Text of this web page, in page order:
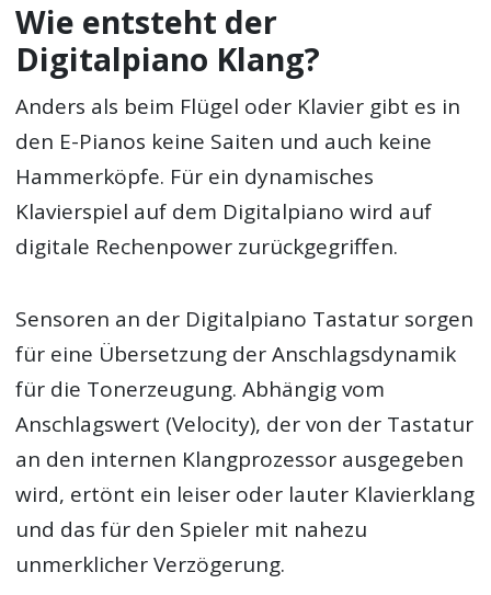
Wie entsteht der
Digitalpiano Klang?
Anders als beim Flügel oder Klavier gibt es in
den E-Pianos keine Saiten und auch keine
Hammerköpfe. Für ein dynamisches
Klavierspiel auf dem Digitalpiano wird auf
digitale Rechenpower zurückgegriffen.
Sensoren an der Digitalpiano Tastatur sorgen
für eine Übersetzung der Anschlagsdynamik
für die Tonerzeugung. Abhängig vom
Anschlagswert (Velocity), der von der Tastatur
an den internen Klangprozessor ausgegeben
wird, ertönt ein leiser oder lauter Klavierklang
und das für den Spieler mit nahezu
unmerklicher Verzögerung.